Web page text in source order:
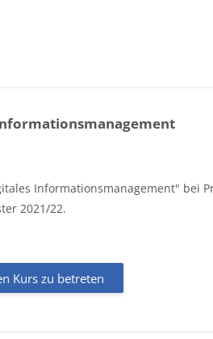
Informationsmanagement" bei
2021/22.
Kurs zu betreten